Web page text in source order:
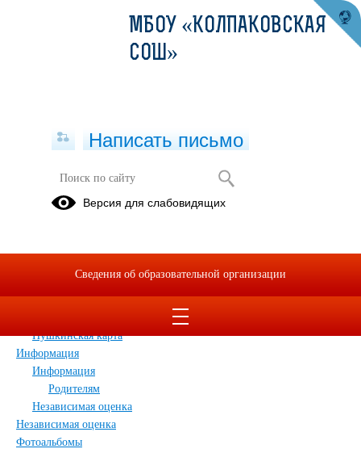
Карта сайта
Обращения граждан
Дополнительные сведения
Пушкинская карта
Информация
Информация
Родителям
Независимая оценка
Независимая оценка
Фотоальбомы
МБОУ «КОЛПАКОВСКАЯ
СОШ»
Написать письмо
Версия для слабовидящих
Сведения об образовательной организации